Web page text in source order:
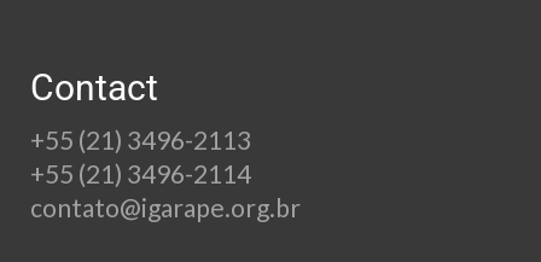
Contact
+55 (21) 3496-2113
+55 (21) 3496-2114
contato@igarape.org.br